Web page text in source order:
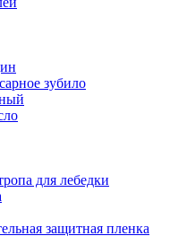
зубило
для лебедки